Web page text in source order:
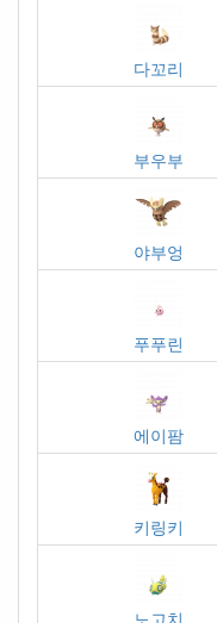
다꼬리
부우부
야부엉
푸푸린
에이팜
키링키
노고치